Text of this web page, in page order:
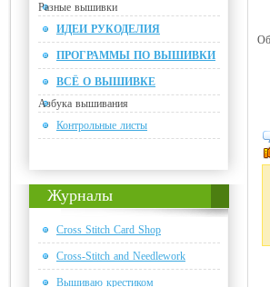
Разные вышивки
ИДЕИ РУКОДЕЛИЯ
ПРОГРАММЫ ПО ВЫШИВКИ
ВСЁ О ВЫШИВКЕ
Азбука вышивания
Контрольные листы
Журналы
Cross Stitch Card Shop
Cross-Stitch and Needlework
Вышиваю крестиком